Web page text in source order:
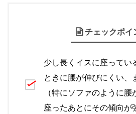
チェックポイ
少し長くイスに座ってい
ときに腰が伸びにくい、
（特にソファのように
座ったあとにその傾向が